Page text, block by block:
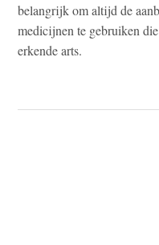
belangrijk om altijd de
medicijnen te gebruiken
erkende arts.